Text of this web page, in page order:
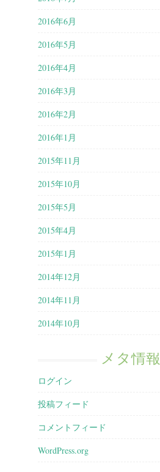
2016年6月
2016年5月
2016年4月
2016年3月
2016年2月
2016年1月
2015年11月
2015年10月
2015年5月
2015年4月
2015年1月
2014年12月
2014年11月
2014年10月
メタ情報
ログイン
投稿フィード
コメントフィード
WordPress.org